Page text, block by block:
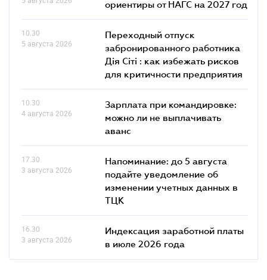
ориентиры от НАГС на 2027 год
10.30
5 августа 2026
Переходный отпуск
забронированного работника
Дія Сіті : как избежать рисков
для критичности предприятия
10.30
4 августа 2026
Зарплата при командировке:
можно ли не выплачивать
аванс
17.30
3 августа 2026
Напоминание: до 5 августа
подайте уведомление об
изменении учетных данных в
ТЦК
16.30
3 августа 2026
Индексация заработной платы
в июле 2026 года